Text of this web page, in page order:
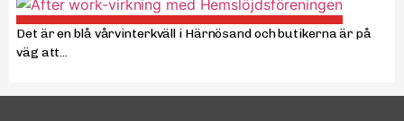
Det är en blå vårvinterkväll i Härnösand och butikerna är på
väg att...